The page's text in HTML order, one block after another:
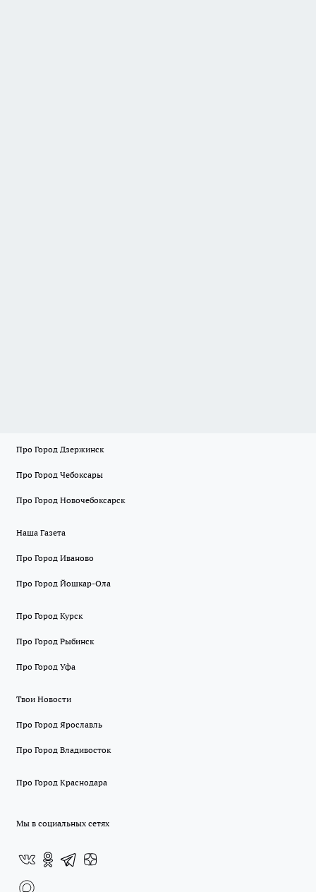
Про Город Дзержинск
Про Город Чебоксары
Про Город Новочебоксарск
Наша Газета
Про Город Иваново
Про Город Йошкар-Ола
Про Город Курск
Про Город Рыбинск
Про Город Уфа
Твои Новости
Про Город Ярославль
Про Город Владивосток
Про Город Краснодара
Мы в социальных сетях